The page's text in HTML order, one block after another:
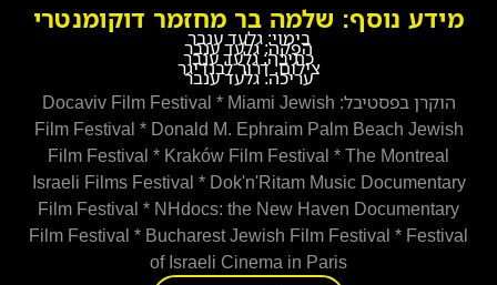
מידע נוסף: שלמה בר מחזמר דוקומנטרי
בימוי: גלעד ענבר
הפקה: גלעד ענבר
כתיבה: גלעד ענבר
צילום: דרור לבנדיגר
עריכה: גלעד ענבר
הוקרן בפסטיבל: Docaviv Film Festival * Miami Jewish
Film Festival * Donald M. Ephraim Palm Beach Jewish
Film Festival * Kraków Film Festival * The Montreal
Israeli Films Festival * Dok'n'Ritam Music Documentary
Film Festival * NHdocs: the New Haven Documentary
Film Festival * Bucharest Jewish Film Festival * Festival
of Israeli Cinema in Paris